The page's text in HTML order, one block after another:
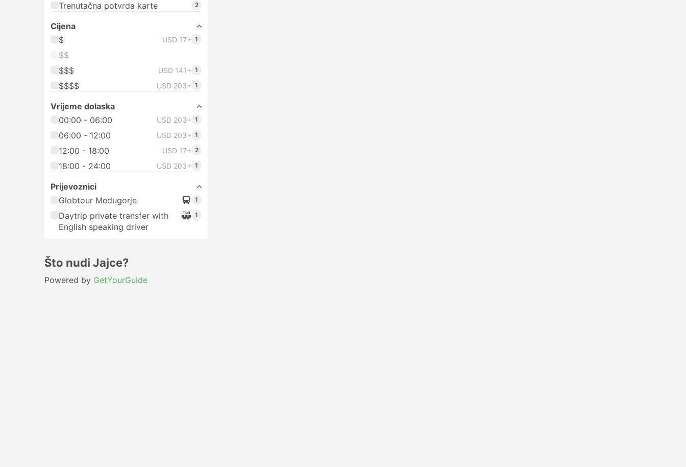
Trenutačna potvrda karte
2
Cijena
$
USD 17+ 1
$$
$$$
USD 141+ 1
$$$$ USD 203+ 1
Vrijeme dolaska
00:00 - 06:00
USD 203+ 1
06:00 - 12:00 USD 203+ 1
12:00 - 18:00 USD 17+ 2
18:00 - 24:00 USD 203+ 1
Prijevoznici
Globtour Medugorje
1
Daytrip private transfer with
English speaking driver
1
Što nudi Jajce?
Powered by GetYourGuide